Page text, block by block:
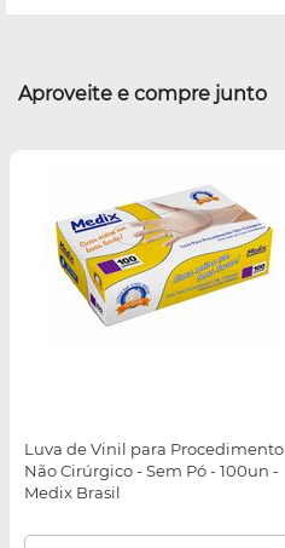
Aproveite e compre junto
Luva de Vinil para Procedimento
Não Cirúrgico - Sem Pó - 100un -
Medix Brasil